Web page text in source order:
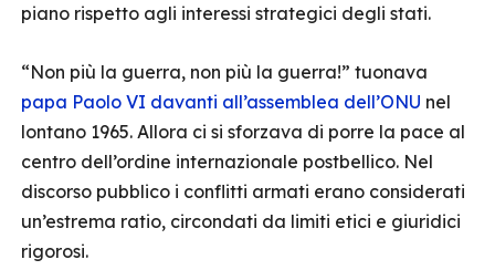
piano rispetto agli interessi strategici degli stati.
“Non più la guerra, non più la guerra!” tuonava
papa Paolo VI davanti all’assemblea dell’ONU nel
lontano 1965. Allora ci si sforzava di porre la pace al
centro dell’ordine internazionale postbellico. Nel
discorso pubblico i conflitti armati erano considerati
un’estrema ratio, circondati da limiti etici e giuridici
rigorosi.